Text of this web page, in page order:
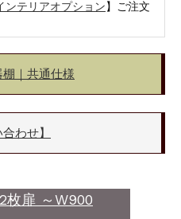
ンテリアオプション】ご注文
｜共通仕様
合わせ】
枚扉 ～W900